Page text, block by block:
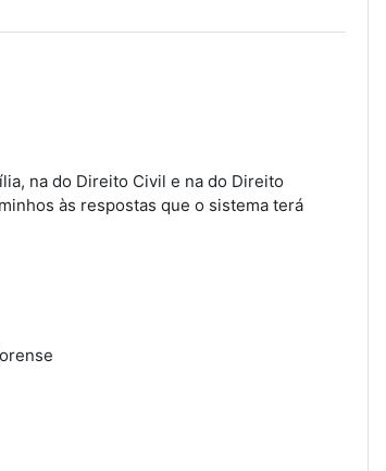
na do Direito Civil e na do Direito
às respostas que o sistema terá